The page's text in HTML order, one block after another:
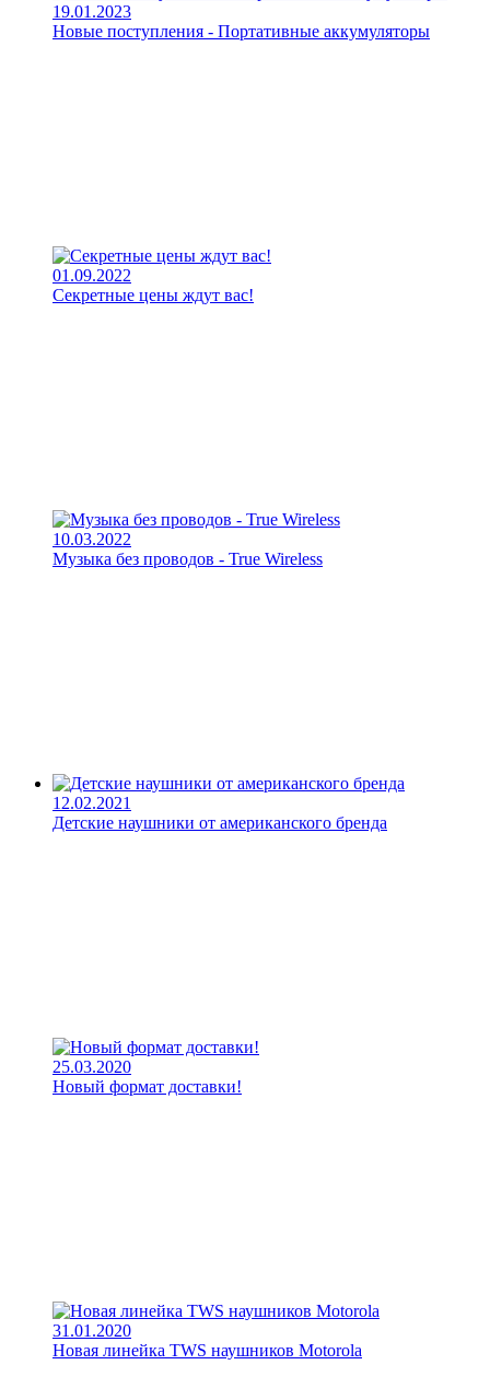
19.01.2023
Новые поступления - Портативные аккумуляторы
01.09.2022
Секретные цены ждут вас!
10.03.2022
Музыка без проводов - True Wireless
12.02.2021
Детские наушники от американского бренда
25.03.2020
Новый формат доставки!
31.01.2020
Новая линейка TWS наушников Motorola